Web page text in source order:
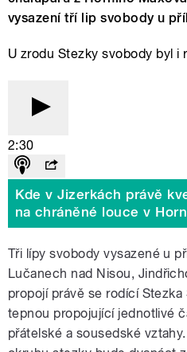
vysazení tří lip svobody u
U zrodu Stezky svobody byl i
2:30
Kde v Jizerkách právě
na chráněné louce v
Tři lípy svobody vysazené u
Lučanech nad Nisou,
propojí právě se rodící
tepnou propojující jednotlivé
přátelské a sousedské